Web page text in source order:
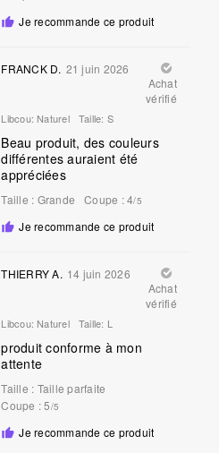
Je recommande ce produit
FRANCK D. 21 juin 2026
Achat
vérifié
Libcou: Naturel Taille: S
Beau produit, des couleurs
différentes auraient été
appréciées
Taille : Grande Coupe : 4/5
Je recommande ce produit
THIERRY A. 14 juin 2026
Achat
vérifié
Libcou: Naturel Taille: L
produit conforme à mon
attente
Taille : Taille parfaite
Coupe : 5/5
Je recommande ce produit